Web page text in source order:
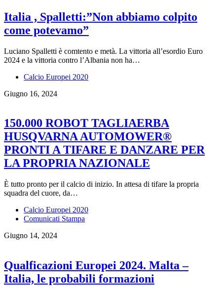
Italia , Spalletti:”Non abbiamo colpito
come potevamo”
Luciano Spalletti è comtento e metà. La vittoria all’esordio Euro
2024 e la vittoria contro l’Albania non ha…
Calcio Europei 2020
Giugno 16, 2024
150.000 ROBOT TAGLIAERBA
HUSQVARNA AUTOMOWER®
PRONTI A TIFARE E DANZARE PER
LA PROPRIA NAZIONALE
È tutto pronto per il calcio di inizio. In attesa di tifare la propria
squadra del cuore, da…
Calcio Europei 2020
Comunicati Stampa
Giugno 14, 2024
Qualficazioni Europei 2024. Malta –
Italia, le probabili formazioni